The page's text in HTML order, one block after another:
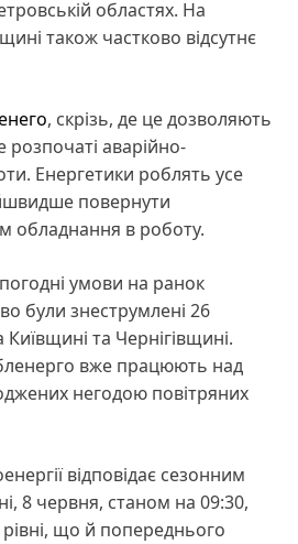
областях. На
також частково відсутнє
, скрізь, де це дозволяють
розпочаті аварійно-
Енергетики роблять усе
повернути
обладнання в роботу.
умови на ранок
були знеструмлені 26
Київщині та Чернігівщині.
вже працюють над
негодою повітряних
відповідає сезонним
8 червня, станом на 09:30,
що й попереднього